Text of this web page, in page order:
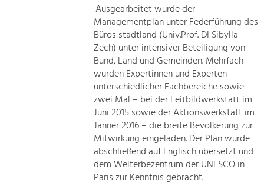
Soziales, Bildung &
Gleichberechtigung, Jugend und
Mobilität & Energie
Klimawandel, öffentlicher Verkehr und
Steigerung regionaler Wertschöpfung
Ausgearbeitet wurde der
Managementplan unter Federführung des
Büros stadtland (Univ.Prof. DI Sibylla
Zech) unter intensiver Beteiligung von
Bund, Land und Gemeinden. Mehrfach
wurden Expertinnen und Experten
unterschiedlicher Fachbereiche sowie
zwei Mal – bei der Leitbildwerkstatt im
Juni 2015 sowie der Aktionswerkstatt im
Jänner 2016 – die breite Bevölkerung zur
Mitwirkung eingeladen. Der Plan wurde
abschließend auf Englisch übersetzt und
dem Welterbezentrum der UNESCO in
Paris zur Kenntnis gebracht.